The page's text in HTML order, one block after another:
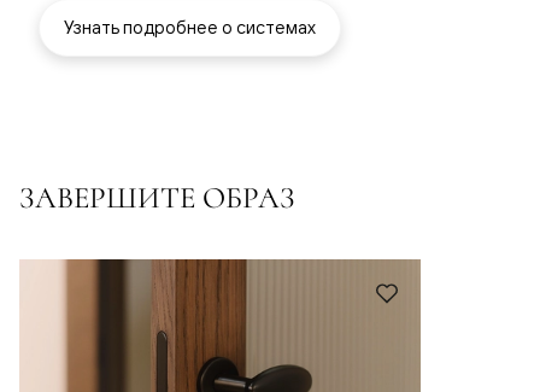
Узнать подробнее о системах
ЗАВЕРШИТЕ ОБРАЗ